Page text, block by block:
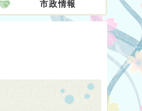
市政情報